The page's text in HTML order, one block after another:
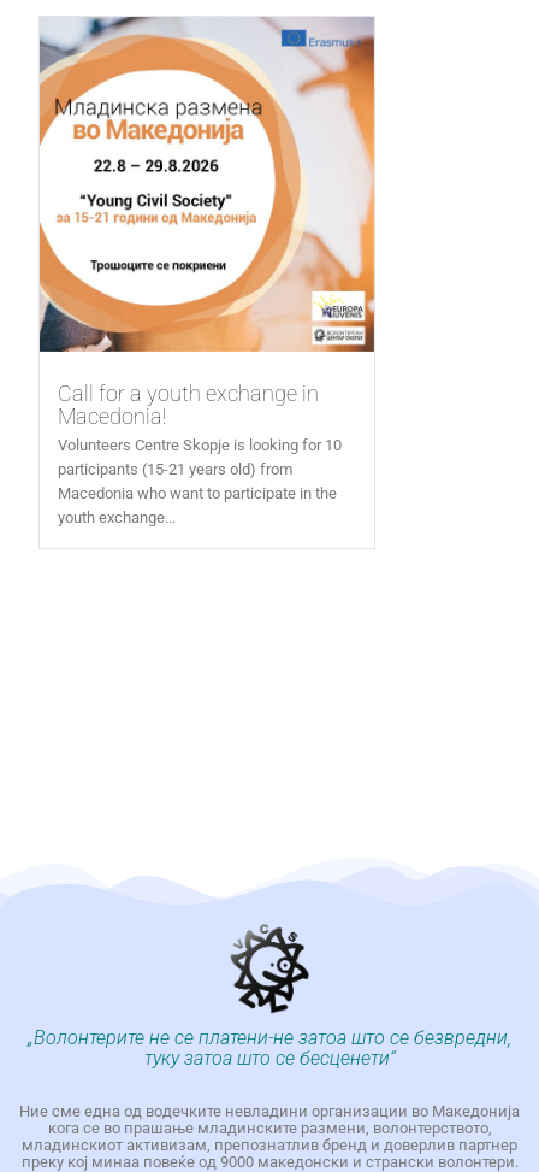
Call for a youth exchange in
Macedonia!
Volunteers Centre Skopje is looking for 10
participants (15-21 years old) from
Macedonia who want to participate in the
youth exchange...
„Волонтерите не се платени-не затоа што се безвредни,
туку затоа што се бесценети“
Ние сме една од водечките невладини организации во Македонија
кога се во прашање младинските размени, волонтерството,
младинскиот активизам, препознатлив бренд и доверлив партнер
преку кој минаа повеќе од 9000 македонски и странски волонтери.